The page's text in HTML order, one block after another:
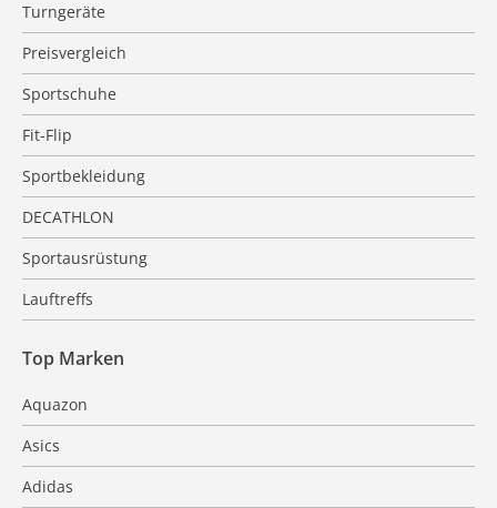
Turngeräte
Preisvergleich
Sportschuhe
Fit-Flip
Sportbekleidung
DECATHLON
Sportausrüstung
Lauftreffs
Top Marken
Aquazon
Asics
Adidas